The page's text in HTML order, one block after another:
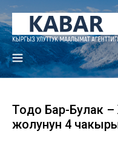
Тоңдо Бар-Булак
жолунун 4